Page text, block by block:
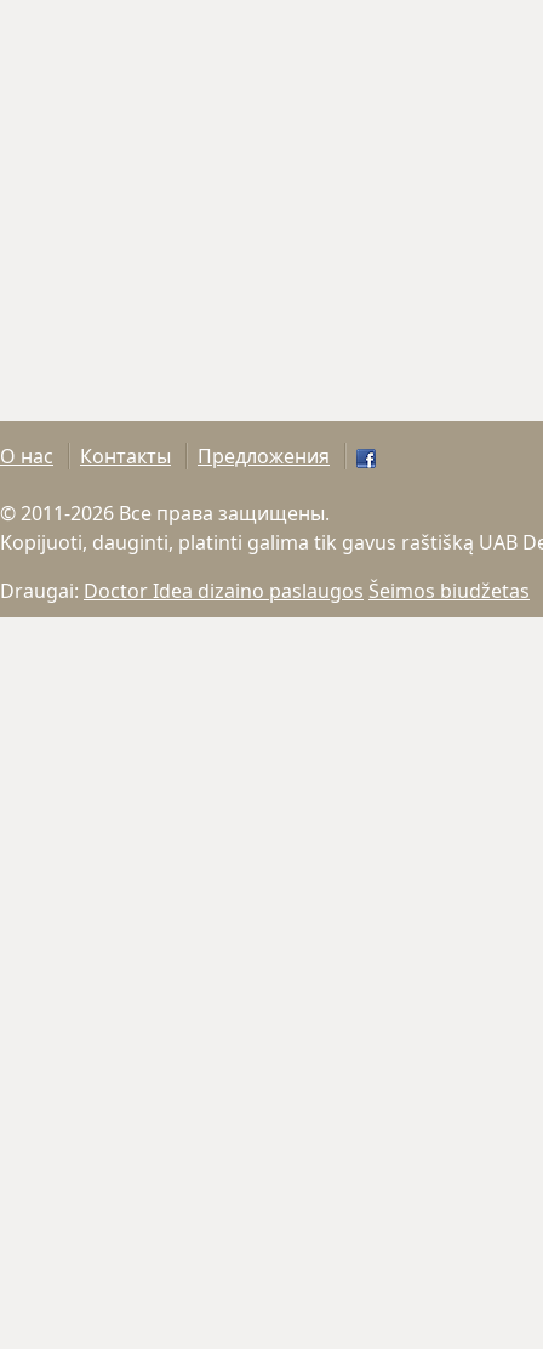
О нас Контакты Предложения
© 2011-2026 Все права защищены.
Kopijuoti, dauginti, platinti galima tik gavus raštišką UAB
Draugai: Doctor Idea dizaino paslaugos Šeimos biudžetas